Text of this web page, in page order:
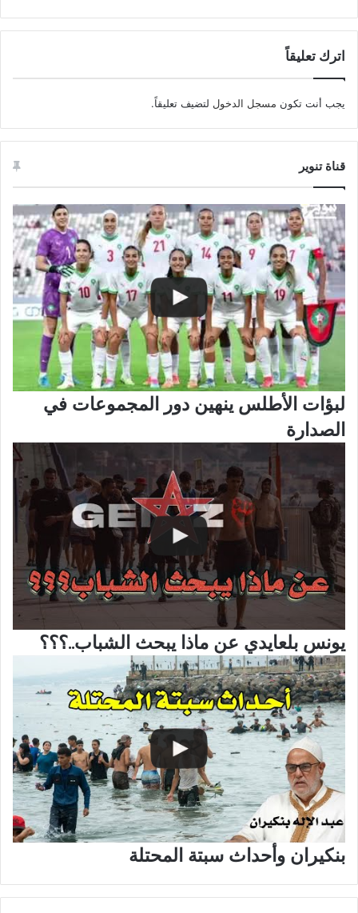
اترك تعليقاً
يجب أنت تكون مسجل الدخول لتضيف تعليقاً.
قناة تنوير
لبؤات الأطلس ينهين دور المجموعات في
الصدارة
يونس بلعايدي عن ماذا يبحث الشباب..؟؟؟
بنكيران وأحداث سبتة المحتلة